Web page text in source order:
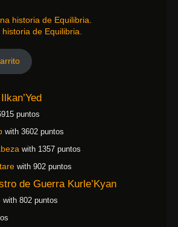
de Equilibria.
puntos
with 3602 puntos
with 1357 puntos
with 902 puntos
de Guerra Kurle’Kyan
with 802 puntos